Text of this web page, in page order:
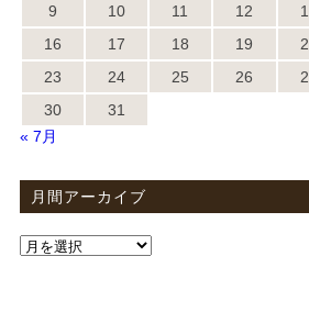
9
10 11 12
16
17 18 19
23
24 25 26
30
31
« 7月
月間アーカイブ